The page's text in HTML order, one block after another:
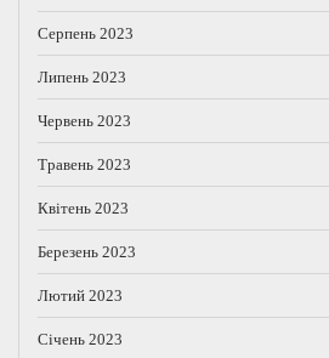
Серпень 2023
Липень 2023
Червень 2023
Травень 2023
Квітень 2023
Березень 2023
Лютий 2023
Січень 2023